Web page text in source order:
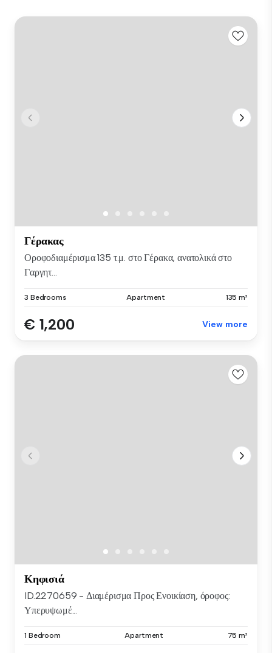
Γέρακας
Οροφοδιαμέρισμα 135 τ.μ. στο Γέρακα, ανατολικά στο
Γαργητ...
3 Bedrooms Apartment 135 m²
€ 1,200 View more
Κηφισιά
ID.2270659 - Διαμέρισμα Προς Ενοικίαση, όροφος:
Υπερυψωμέ...
1 Bedroom Apartment 75 m²